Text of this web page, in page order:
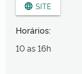
language SITE
Horários:
10 as 16h